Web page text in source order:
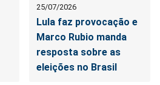
25/07/2026
Lula faz provocação e
Marco Rubio manda
resposta sobre as
eleições no Brasil